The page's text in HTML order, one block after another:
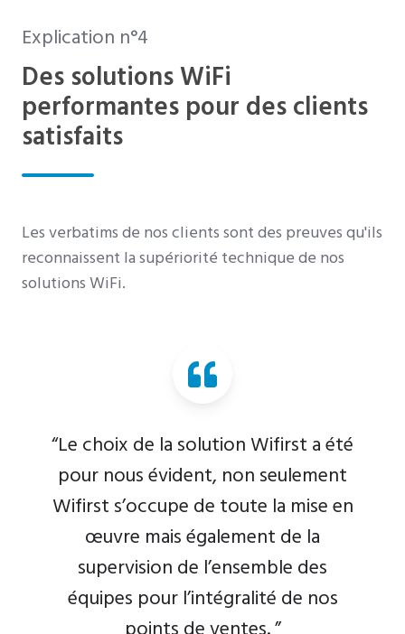
Explication n°4
Des solutions WiFi
performantes pour des clients
satisfaits
Les verbatims de nos clients sont des preuves qu'ils
reconnaissent la supériorité technique de nos
solutions WiFi.
“ Le processus de sélection nous a
fait découvrir Wifirst et la qualité de
leur offre et de leur expertise
technique nous a convaincus. Nous
avons eu l'occasion de travailler en
étroite collaboration avec leur équipe